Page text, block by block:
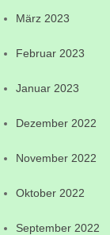
März 2023
Februar 2023
Januar 2023
Dezember 2022
November 2022
Oktober 2022
September 2022